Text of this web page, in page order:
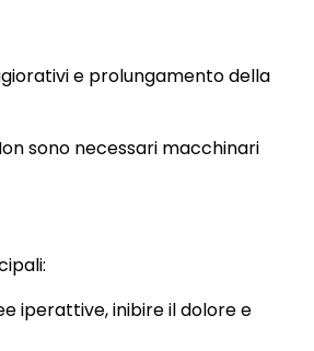
e prolungamento della
sono necessari macchinari
iperattive, inibire il dolore e